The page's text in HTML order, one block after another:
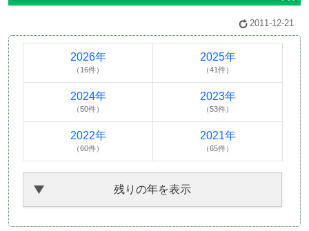
2011-12-21
2026年
（16件）
2025年
（41件）
2024年
（50件）
2023年
（53件）
2022年
（60件）
2021年
（65件）
残りの年を表示